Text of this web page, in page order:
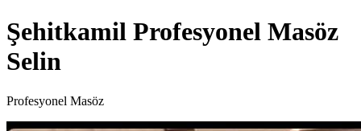
Şehitkamil Profesyonel Masöz
Selin
Profesyonel Masöz